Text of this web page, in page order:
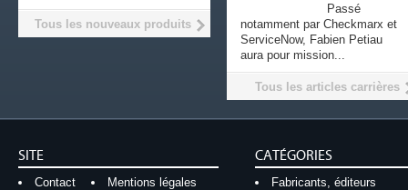
Passé
notamment par Checkmarx et
ServiceNow, Fabien Petiau
aura pour mission...
Tous les articles carrières
Tous les nouveaux produits
SITE
Contact
Mentions légales
CATÉGORIES
Fabricants, éditeurs